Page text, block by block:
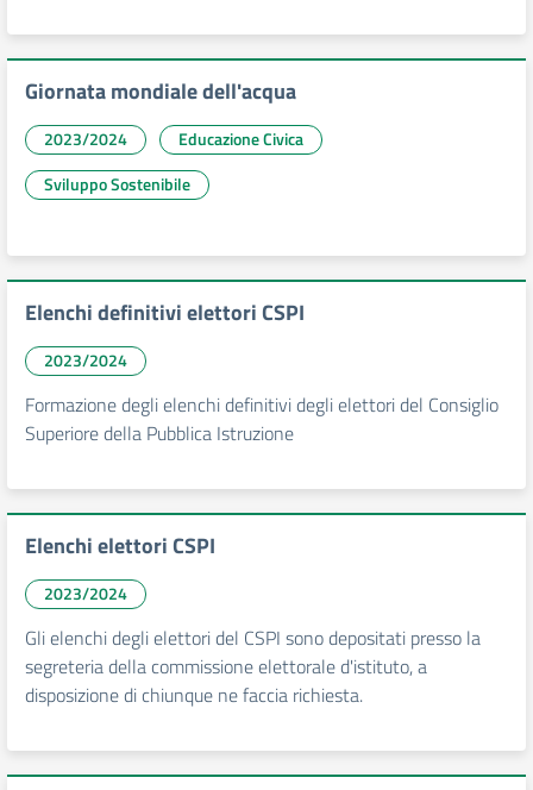
Giornata mondiale dell'acqua
2023/2024
Educazione Civica
Sviluppo Sostenibile
Elenchi definitivi elettori CSPI
2023/2024
Formazione degli elenchi definitivi degli elettori del Consiglio
Superiore della Pubblica Istruzione
Elenchi elettori CSPI
2023/2024
Gli elenchi degli elettori del CSPI sono depositati presso la
segreteria della commissione elettorale d'istituto, a
disposizione di chiunque ne faccia richiesta.